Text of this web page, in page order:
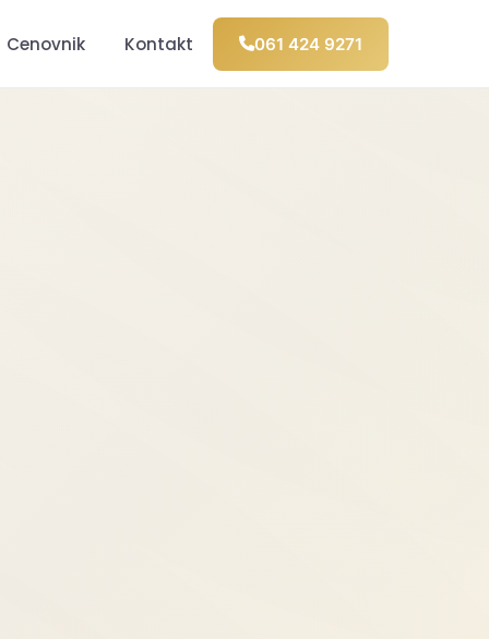
Cenovnik Kontakt 061 424 9271